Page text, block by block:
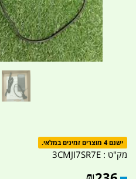
ישנם 4 מוצרים זמינים במלאי.
מק"ט : 3CMJI7SR7E